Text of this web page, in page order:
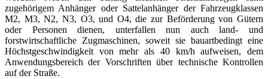
zugehörigem Anhänger oder Sattelanhänger der Fahrzeugklassen
M2, M3, N2, N3, O3, und O4, die zur Beförderung von Gütern
oder Personen dienen, unterfallen nun auch land- und
forstwirtschaftliche Zugmaschinen, soweit sie bauartbedingt eine
Höchstgeschwindigkeit von mehr als 40 km/h aufweisen, dem
Anwendungsbereich der Vorschriften über technische Kontrollen
auf der Straße.